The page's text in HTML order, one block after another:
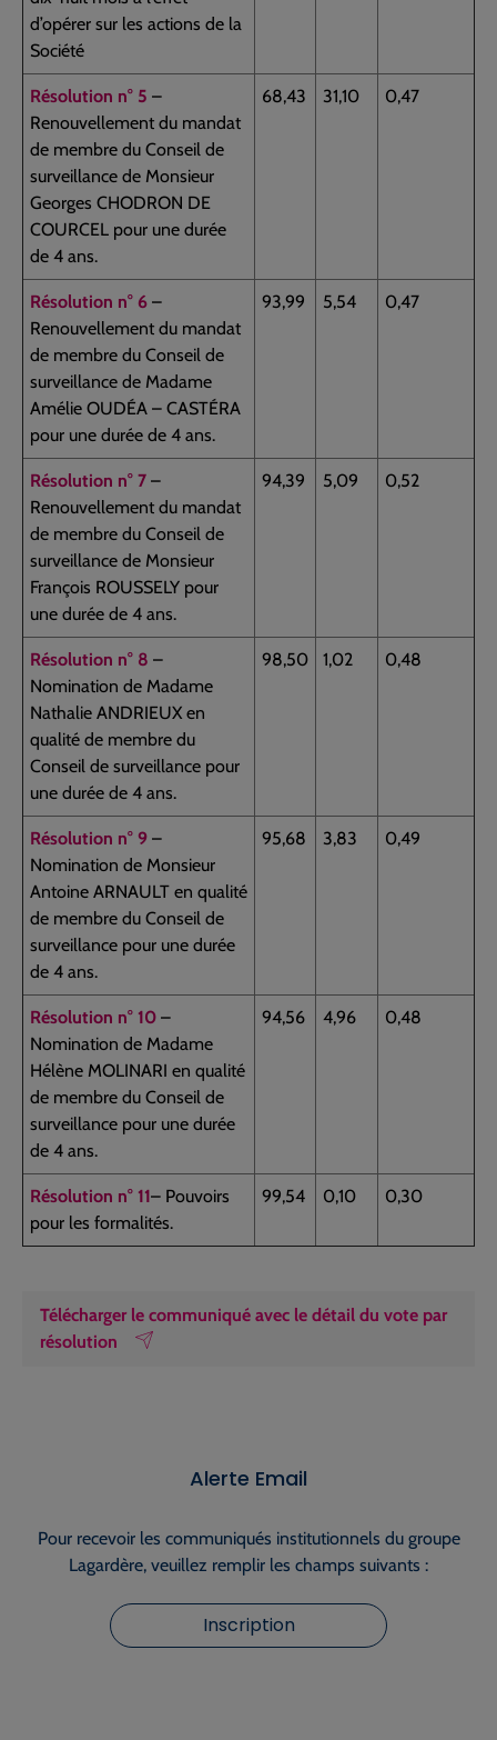
d’opérer sur les actions de la
Société
Résolution n° 5 –
Renouvellement du mandat
de membre du Conseil de
surveillance de Monsieur
Georges CHODRON DE
COURCEL pour une durée
de 4 ans.
68,43 31,10 0,47
Résolution n° 6 –
Renouvellement du mandat
de membre du Conseil de
surveillance de Madame
Amélie OUDÉA – CASTÉRA
pour une durée de 4 ans.
93,99 5,54 0,47
Résolution n° 7 –
Renouvellement du mandat
de membre du Conseil de
surveillance de Monsieur
François ROUSSELY pour
une durée de 4 ans.
94,39 5,09 0,52
Résolution n° 8 –
Nomination de Madame
Nathalie ANDRIEUX en
qualité de membre du
Conseil de surveillance pour
une durée de 4 ans.
98,50 1,02 0,48
Résolution n° 9 –
Nomination de Monsieur
Antoine ARNAULT en qualité
de membre du Conseil de
surveillance pour une durée
de 4 ans.
95,68 3,83 0,49
Résolution n° 10 –
Nomination de Madame
Hélène MOLINARI en qualité
de membre du Conseil de
surveillance pour une durée
de 4 ans.
94,56 4,96 0,48
Résolution n° 11– Pouvoirs
pour les formalités.
99,54 0,10 0,30
Télécharger le communiqué avec le détail du vote par
résolution
Alerte Email
Pour recevoir les communiqués institutionnels du groupe
Lagardère, veuillez remplir les champs suivants :
Inscription